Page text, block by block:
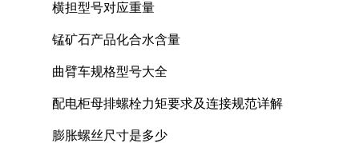
横担型号对应重量
锰矿石产品化合水含量
曲臂车规格型号大全
配电柜母排螺栓力矩要求及连接规范详解
膨胀螺丝尺寸是多少